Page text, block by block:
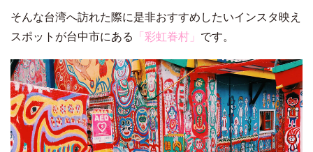
そんな台湾へ訪れた際に是非おすすめしたいインスタ映え
スポットが台中市にある
「彩虹眷村」 です。